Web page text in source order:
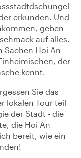
erkunden. Und
geben
auf alles.
Sachen Hoi An-
der
kennt.
Sie das
lokalen Tour teil
der Stadt - die
die Hoi An
bereit, wie ein